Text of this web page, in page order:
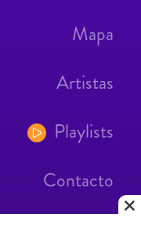
Mapa
Artistas
Playlists
Contacto